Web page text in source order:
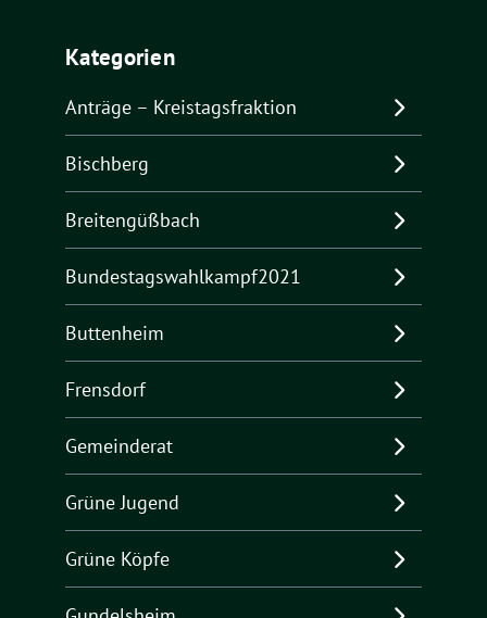
Kategorien
Anträge – Kreistagsfraktion
Bischberg
Breitengüßbach
Bundestagswahlkampf2021
Buttenheim
Frensdorf
Gemeinderat
Grüne Jugend
Grüne Köpfe